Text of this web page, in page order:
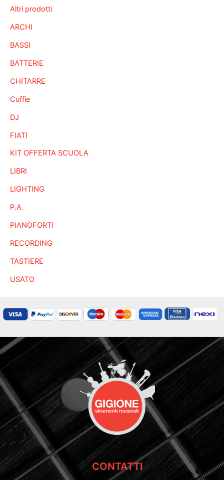
Altri prodotti
ARCHI
BASSI
BATTERIE
CHITARRE
Cuffie
DJ
FIATI
KIT OFFERTA SCUOLA
LIBRI
LIGHTING
P.A.
PIANOFORTI
RECORDING
TASTIERE
USATO
CONTATTI